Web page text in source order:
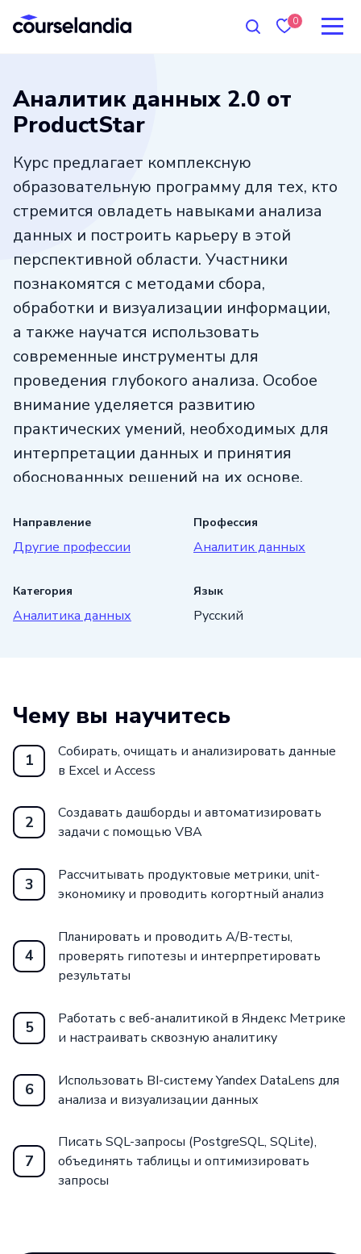
0
Аналитик данных 2.0 от
ProductStar
Курс предлагает комплексную
образовательную программу для тех, кто
стремится овладеть навыками анализа
данных и построить карьеру в этой
перспективной области. Участники
познакомятся с методами сбора,
обработки и визуализации информации,
а также научатся использовать
современные инструменты для
проведения глубокого анализа. Особое
внимание уделяется развитию
практических умений, необходимых для
интерпретации данных и принятия
обоснованных решений на их основе.
специалисты без опыта, так
и профессионалы из других сфер смогут
и эффективно сменить направление
своей деятельности. По завершении
претендовать на работу в этой сфере
Направление
Другие профессии
Профессия
Аналитик данных
Категория
Аналитика данных
Язык
Русский
Чему вы научитесь
1
Собирать, очищать и анализировать данные
в Excel и Access
2
Создавать дашборды и автоматизировать
задачи с помощью VBA
3
Рассчитывать продуктовые метрики, unit-
экономику и проводить когортный анализ
4
Планировать и проводить A/B-тесты,
проверять гипотезы и интерпретировать
результаты
5
Работать с веб-аналитикой в Яндекс Метрике
и настраивать сквозную аналитику
6
Использовать BI-систему Yandex DataLens для
анализа и визуализации данных
7
Писать SQL-запросы (PostgreSQL, SQLite),
объединять таблицы и оптимизировать
запросы